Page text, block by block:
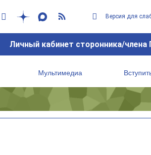
Версия для
Личный кабинет сторонника/члена
Мультимедиа